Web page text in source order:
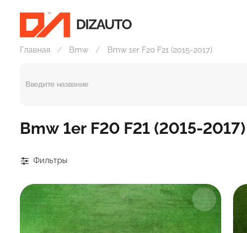
Главная Bmw Bmw 1er F20 F21 (2015-2017)
Bmw 1er F20 F21 (2015-2017)
Фильтры